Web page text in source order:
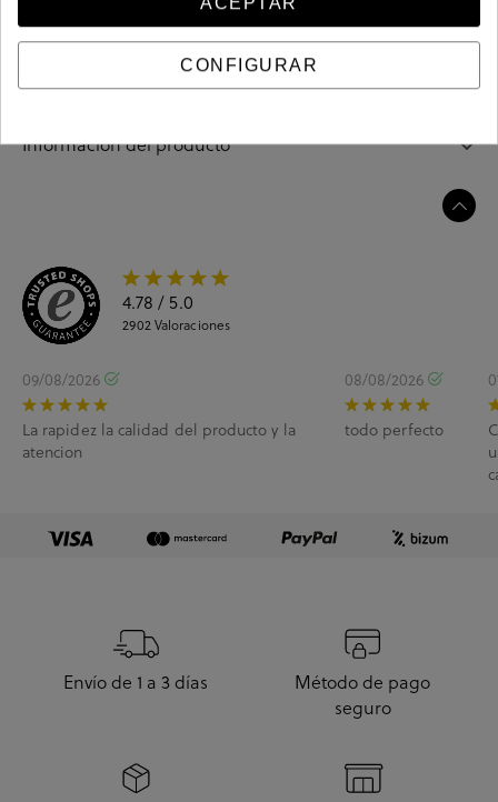
Guía de tallas
Ciudados y limpieza
Información del producto
4.78 / 5.0
2902Valoraciones
09/08/2026
La rapidez la calidad del producto y la
atencion
08/08/2026
todo perfecto
Envío de 1 a 3 días
Método de pago
seguro
CONFIGURAR